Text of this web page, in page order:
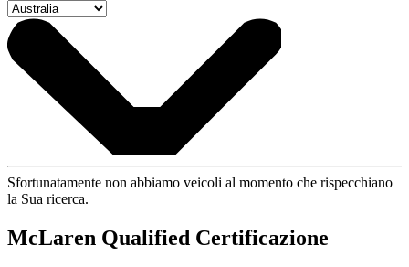
Sfortunatamente non abbiamo veicoli al momento che rispecchiano
la Sua ricerca.
McLaren Qualified Certificazione